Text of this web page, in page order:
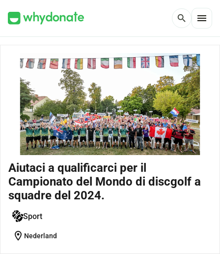
search menu
Aiutaci a qualificarci per il
Campionato del Mondo di discgolf a
squadre del 2024.
Sport
location_on Nederland